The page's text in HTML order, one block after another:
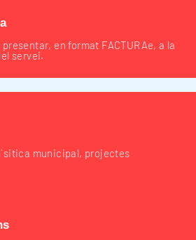
en format FACTURAe, a la
servei.
municipal, projectes